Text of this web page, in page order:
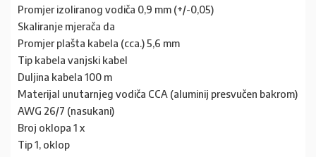
Promjer izoliranog vodiča 0,9 mm (+/-0,05)
Skaliranje mjerača da
Promjer plašta kabela (cca.) 5,6 mm
Tip kabela vanjski kabel
Duljina kabela 100 m
Materijal unutarnjeg vodiča CCA (aluminij presvučen bakrom)
AWG 26/7 (nasukani)
Broj oklopa 1 x
Tip 1, oklop